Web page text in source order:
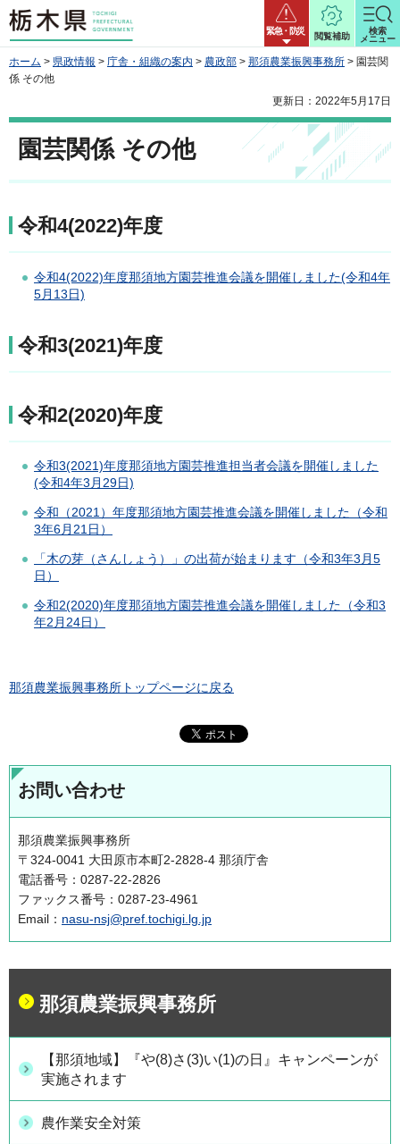
栃木県 緊急・防災
閲覧補助
検索
メニュー
ホーム > 県政情報 > 庁舎・組織の案内 > 農政部 > 那須農業振興事務所 > 園芸関
係 その他
更新日：2022年5月17日
園芸関係 その他
令和4(2022)年度
令和4(2022)年度那須地方園芸推進会議を開催しました(令和4年
5月13日)
令和3(2021)年度
令和2(2020)年度
令和3(2021)年度那須地方園芸推進担当者会議を開催しました
(令和4年3月29日)
令和（2021）年度那須地方園芸推進会議を開催しました（令和
3年6月21日）
「木の芽（さんしょう）」の出荷が始まります（令和3年3月5
日）
令和2(2020)年度那須地方園芸推進会議を開催しました（令和3
年2月24日）
那須農業振興事務所トップページに戻る
お問い合わせ
那須農業振興事務所
〒324-0041 大田原市本町2-2828-4 那須庁舎
電話番号：0287-22-2826
ファックス番号：0287-23-4961
Email： nasu-nsj@pref.tochigi.lg.jp
那須農業振興事務所
【那須地域】『や(8)さ(3)い(1)の日』キャンペーンが
実施されます
農作業安全対策